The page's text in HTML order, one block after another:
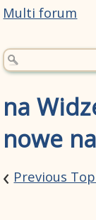
Multi forum
na
nowe
‹ Previous